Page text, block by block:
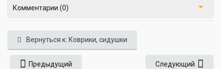
Комментарии (0)
Вернуться к: Коврики, сидушки
Предыдущий Следующий